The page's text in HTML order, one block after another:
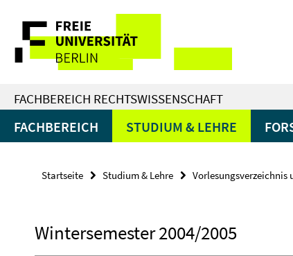
direkt
Inhalt
Service-
Navigation
FACHBEREICH RECHTSWISSENSCHAFT
FACHBEREICH STUDIUM & LEHRE
Startseite Studium & Lehre Vorlesungsverzeichnis
Wintersemester 2004/2005